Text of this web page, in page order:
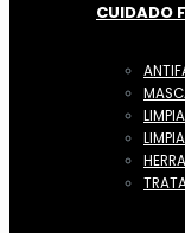
CUIDADO